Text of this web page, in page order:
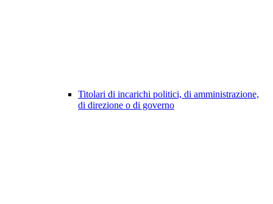
Titolari di incarichi politici, di amministrazione,
di direzione o di governo